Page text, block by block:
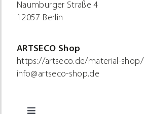
Naumburger Straße 4
12057 Berlin
ARTSECO Shop
https://artseco.de/material-shop/
info@artseco-shop.de